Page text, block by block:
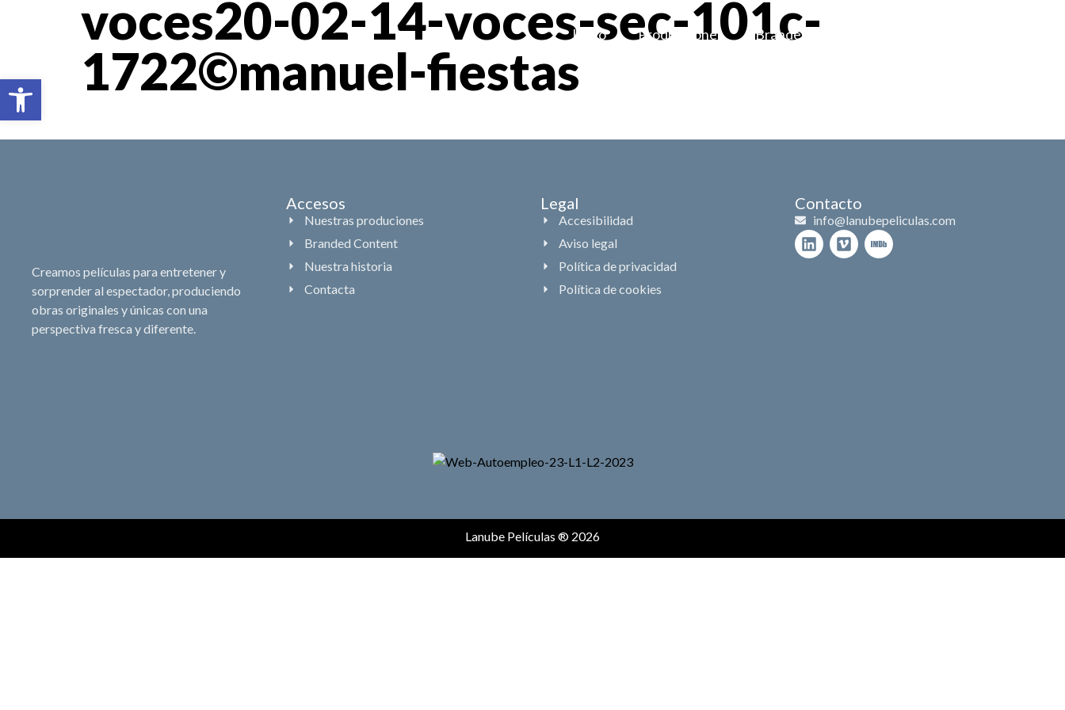
Abrir barra de herramientas
Inicio Producciones Branded content
voces20-02-14-voces-sec-101c-
1722©manuel-fiestas
Creamos películas para entretener y
sorprender al espectador, produciendo
obras originales y únicas con una
perspectiva fresca y diferente.
Accesos
Nuestras produciones
Branded Content
Nuestra historia
Contacta
Legal
Accesibilidad
Aviso legal
Política de privacidad
Política de cookies
Contacto
info@lanubepeliculas.com
Lanube Películas ® 2026